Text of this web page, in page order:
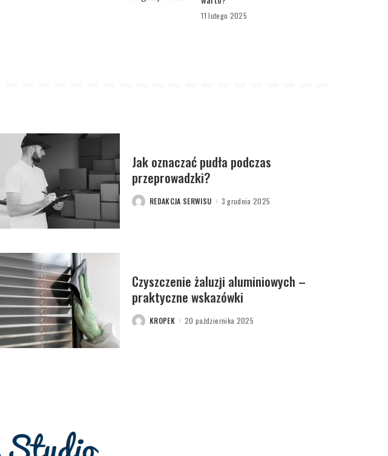
11 lutego 2025
Jak oznaczać pudła podczas
przeprowadzki?
POSTEDREDAKCJA SERWISU 3 grudnia 2025
Czyszczenie żaluzji aluminiowych –
praktyczne wskazówki
POSTEDKROPEK 20 października 2025